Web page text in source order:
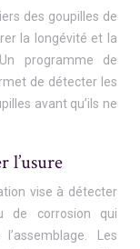
des goupilles de
la longévité et la
programme de
de détecter les
avant qu’ils ne
l’usure
vise à détecter
de corrosion qui
Les